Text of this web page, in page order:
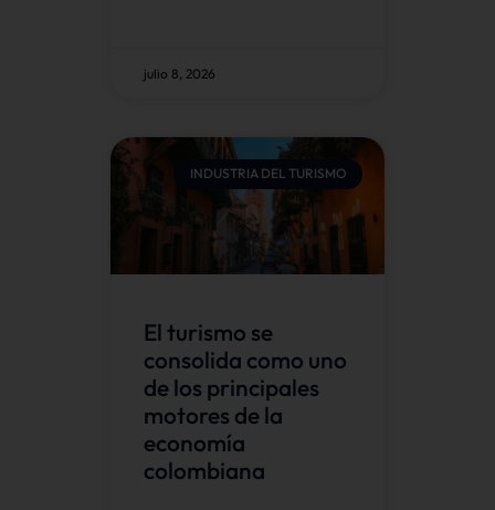
julio 8, 2026
INDUSTRIA DEL TURISMO
El turismo se
consolida como uno
de los principales
motores de la
economía
colombiana